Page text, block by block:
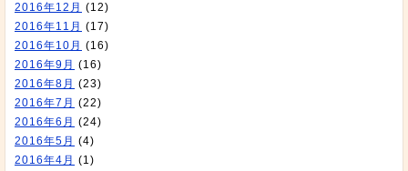
2016年12月 (12)
2016年11月 (17)
2016年10月 (16)
2016年9月 (16)
2016年8月 (23)
2016年7月 (22)
2016年6月 (24)
2016年5月 (4)
2016年4月 (1)